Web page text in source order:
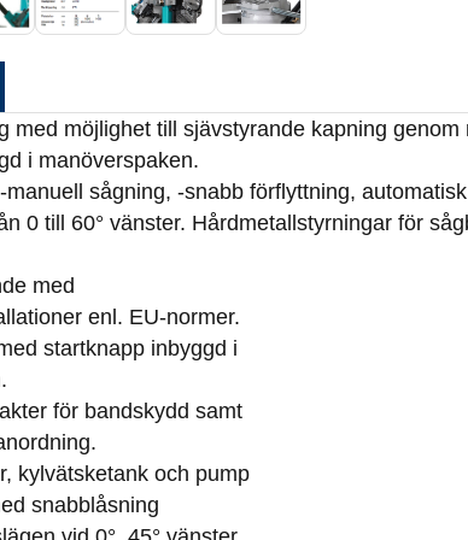
med möjlighet till sjävstyrande kapning genom
i manöverspaken.
manuell sågning, -snabb förflyttning,
0 till 60° vänster. Hårdmetallstyrningar för
med
enl. EU-normer.
startknapp inbyggd i
för bandskydd samt
kylvätsketank och pump
snabblåsning